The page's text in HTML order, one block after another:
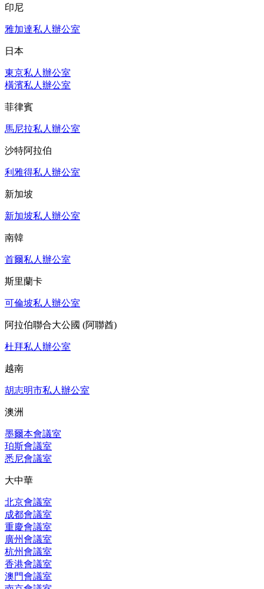
印尼
雅加達私人辦公室
日本
東京私人辦公室
橫濱私人辦公室
菲律賓
馬尼拉私人辦公室
沙特阿拉伯
利雅得私人辦公室
新加坡
新加坡私人辦公室
南韓
首爾私人辦公室
斯里蘭卡
可倫坡私人辦公室
阿拉伯聯合大公國 (阿聯酋)
杜拜私人辦公室
越南
胡志明市私人辦公室
澳洲
墨爾本會議室
珀斯會議室
悉尼會議室
大中華
北京會議室
成都會議室
重慶會議室
廣州會議室
杭州會議室
香港會議室
澳門會議室